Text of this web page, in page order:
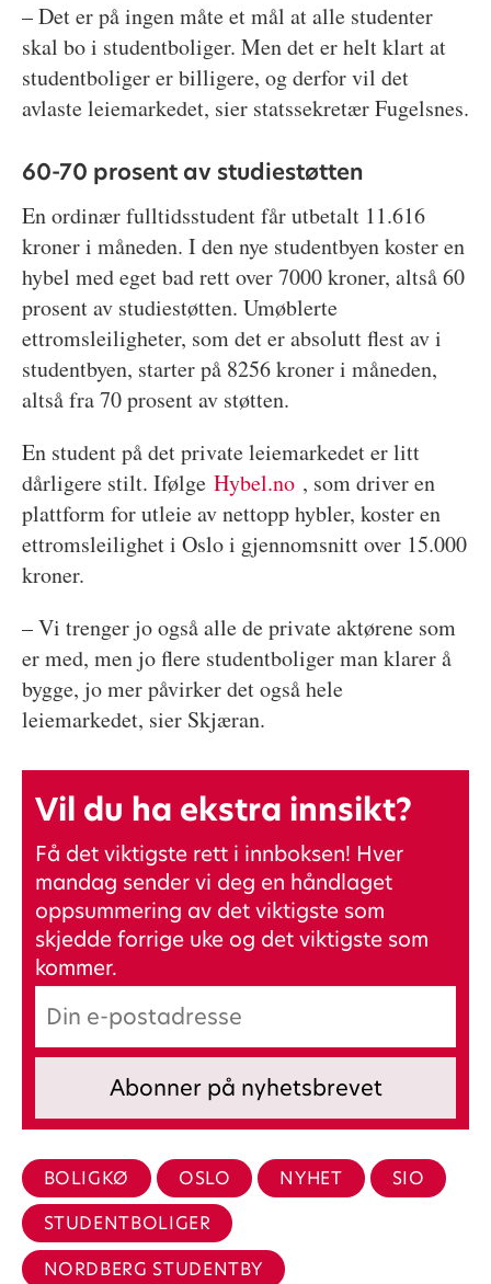
– Det er på ingen måte et mål at alle studenter
skal bo i studentboliger. Men det er helt klart at
studentboliger er billigere, og derfor vil det
avlaste leiemarkedet, sier statssekretær Fugelsnes.
60-70 prosent av studiestøtten
En ordinær fulltidsstudent får utbetalt 11.616
kroner i måneden. I den nye studentbyen koster en
hybel med eget bad rett over 7000 kroner, altså 60
prosent av studiestøtten. Umøblerte
ettromsleiligheter, som det er absolutt flest av i
studentbyen, starter på 8256 kroner i måneden,
altså fra 70 prosent av støtten.
En student på det private leiemarkedet er litt
dårligere stilt. Ifølge Hybel.no , som driver en
plattform for utleie av nettopp hybler, koster en
ettromsleilighet i Oslo i gjennomsnitt over 15.000
kroner.
– Vi trenger jo også alle de private aktørene som
er med, men jo flere studentboliger man klarer å
bygge, jo mer påvirker det også hele
leiemarkedet, sier Skjæran.
Vil du ha ekstra innsikt?
Få det viktigste rett i innboksen! Hver
mandag sender vi deg en håndlaget
oppsummering av det viktigste som
skjedde forrige uke og det viktigste som
kommer.
BOLIGKØ OSLO NYHET
SIO
STUDENTBOLIGER
NORDBERG STUDENTBY